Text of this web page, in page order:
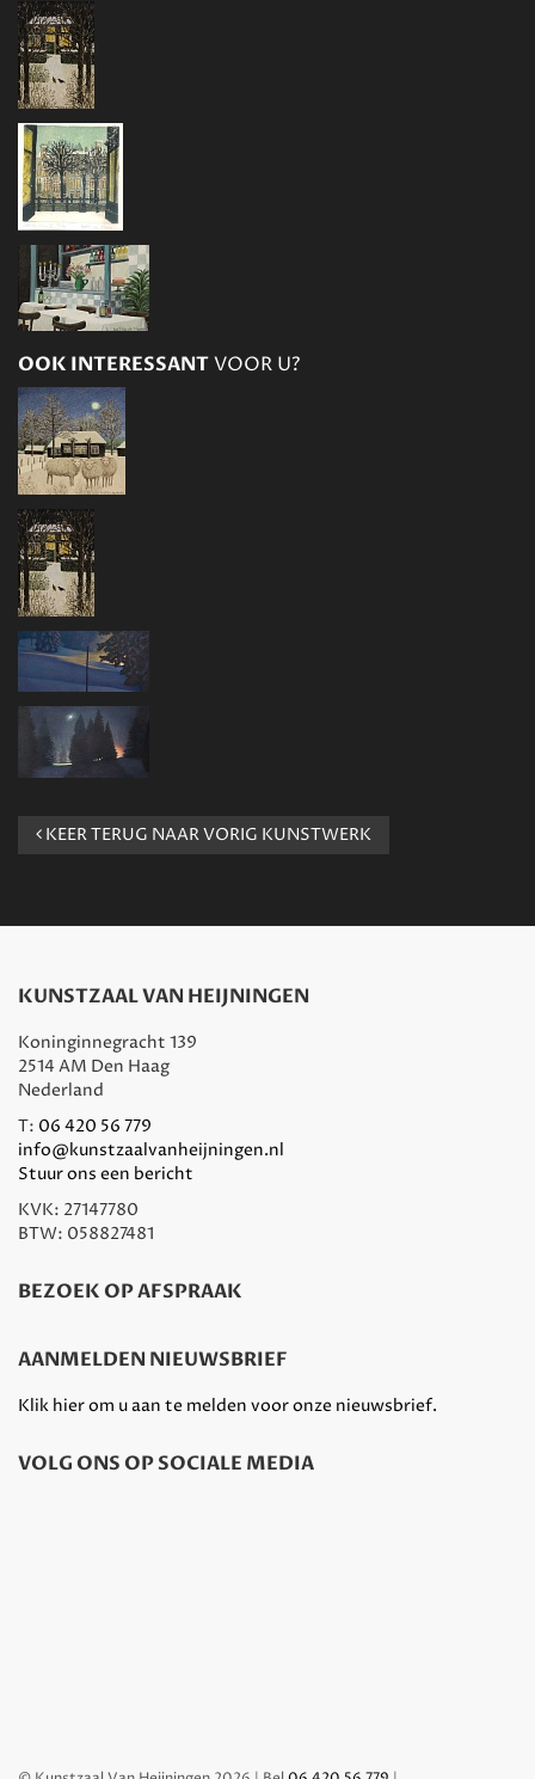
OOK INTERESSANTVOOR U?
KEER TERUG NAAR VORIG KUNSTWERK
KUNSTZAAL VAN HEIJNINGEN
Koninginnegracht 139
2514 AM Den Haag
Nederland
T: 06 420 56 779
info@kunstzaalvanheijningen.nl
Stuur ons een bericht
KVK: 27147780
BTW: 058827481
BEZOEK OP AFSPRAAK
AANMELDEN NIEUWSBRIEF
Klik hier om u aan te melden voor onze nieuwsbrief.
VOLG ONS OP SOCIALE MEDIA